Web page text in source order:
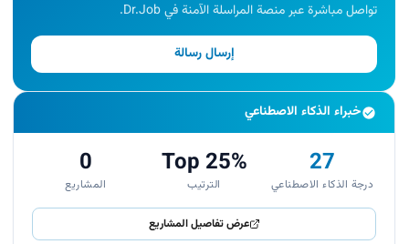
تواصل مباشرة عبر منصة المراسلة الآمنة في Dr.Job.
إرسال رسالة
خبراء الذكاء الاصطناعي
27
درجة الذكاء الاصطناعي
Top 25%
الترتيب
0
المشاريع
عرض تفاصيل المشاريع